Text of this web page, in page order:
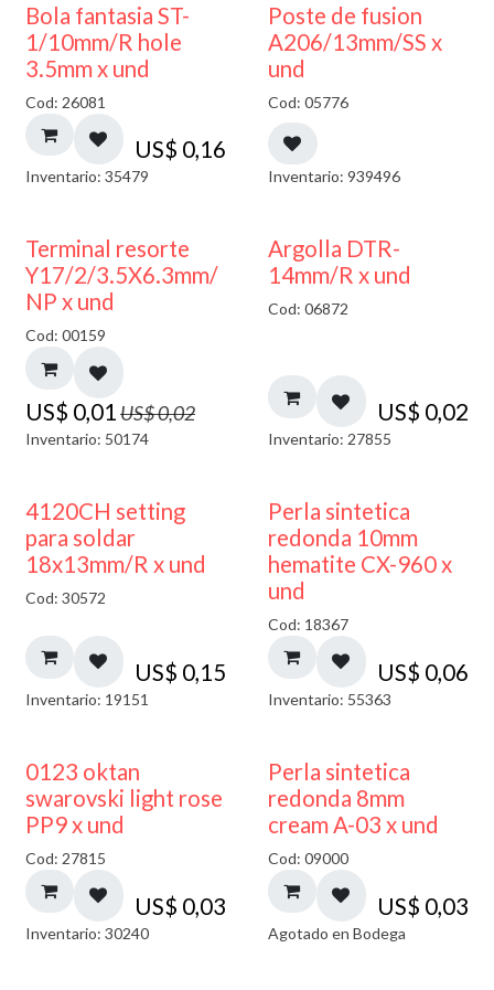
Bola fantasia ST-
1/10mm/R hole
3.5mm x und
Cod: 26081
US$ 0,16
Inventario: 35479
Poste de fusion
A206/13mm/SS x
und
Cod: 05776
Inventario: 939496
50% DESCUENTO
Terminal resorte
Y17/2/3.5X6.3mm/
NP x und
Cod: 00159
US$ 0,01 US$0,02
Inventario: 50174
Argolla DTR-
14mm/R x und
Cod: 06872
US$ 0,02
Inventario: 27855
4120CH setting
para soldar
18x13mm/R x und
Cod: 30572
US$ 0,15
Inventario: 19151
Perla sintetica
redonda 10mm
hematite CX-960 x
und
Cod: 18367
US$ 0,06
Inventario: 55363
0123 oktan
swarovski light rose
PP9 x und
Cod: 27815
US$ 0,03
Inventario: 30240
AGOTADO
Perla sintetica
redonda 8mm
cream A-03 x und
Cod: 09000
US$ 0,03
Agotado en Bodega